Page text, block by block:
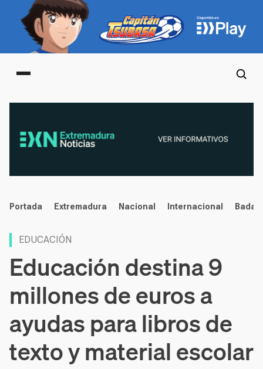
Main menu
noticias
Portada Extremadura Nacional Internacional
EDUCACIÓN
Educación destina 9
millones de euros a
ayudas para libros de
texto y material escolar